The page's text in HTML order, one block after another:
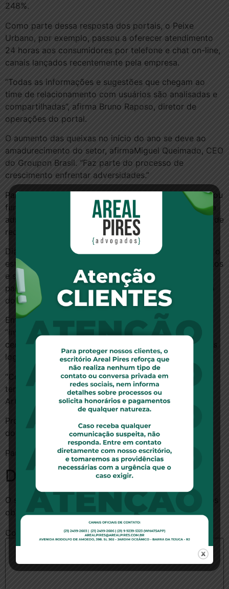
248%.
Como parte dessa resposta dos portais, o Peixe
Urbano, por exemplo, passou a oferecer atendimento
24 horas aos consumidores por telefone e chat on-line,
canais lançados recentemente pela empresa.
“Todas as informações e sugestões que chegam ao
time de relacionamento com usuários são analisadas e
compartilhadas”, afirma Bruno Raposo, diretor de
operações do portal.
O aumento das queixas no início do ano se deve ao
amadurecimento do setor, afirmaMiguel Queimado, CEO
do Groupon Brasil. “Faz parte do processo de
crescimento enfrentar adversidades.”
Para superar essas “adversidades”, a empresa contratou
funcionários para o SAC e implantou ferramentas para
administrar a relação com os clientes, como controle de
reclamações em redes sociais.
Diante das queixas, Clickon passou a treinar e avaliar o
estoque e o atendimento dos fornecedores de produtos
e serviços. “Acabamos com aproximadamente 2.000
parcerias”, contabiliza Tiago Camargo, diretor jurídico
do ClickOn.
Em nota, a Privalia afirma que recentemente fez
“investimentos na operação logística, no aumento de
centros de distribuição, na qualificação de operadores
logísticos e no quadro de empregados.”
“Com a divulgação do total de reclamações, a
tendência é que as queixas diminuam”, prevê Paulo
Arthur Góes, diretor-executivo do Procon-SP.
Procurada por e-mail, único canal disponível, a Clube
do Desconto não respondeu.
Para ler essa matéria no site da Folha,clique aqui
Deixe um comentário
O seu endereço de e-mail não será publicado.
obrigatórios são marcados com*
Comentário